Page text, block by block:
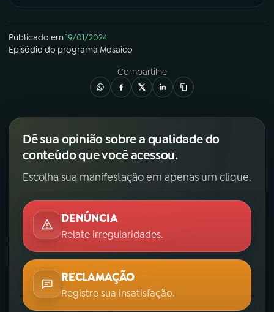
Publicado em19/01/2024
Episódio do programa Mosaico
Compartilhe
Dê sua opinião sobre a qualidade do
conteúdo que você acessou.
Escolha sua manifestação em apenas um clique.
DENÚNCIA
Relate irregularidades.
RECLAMAÇÃO
Registre sua insatisfação.